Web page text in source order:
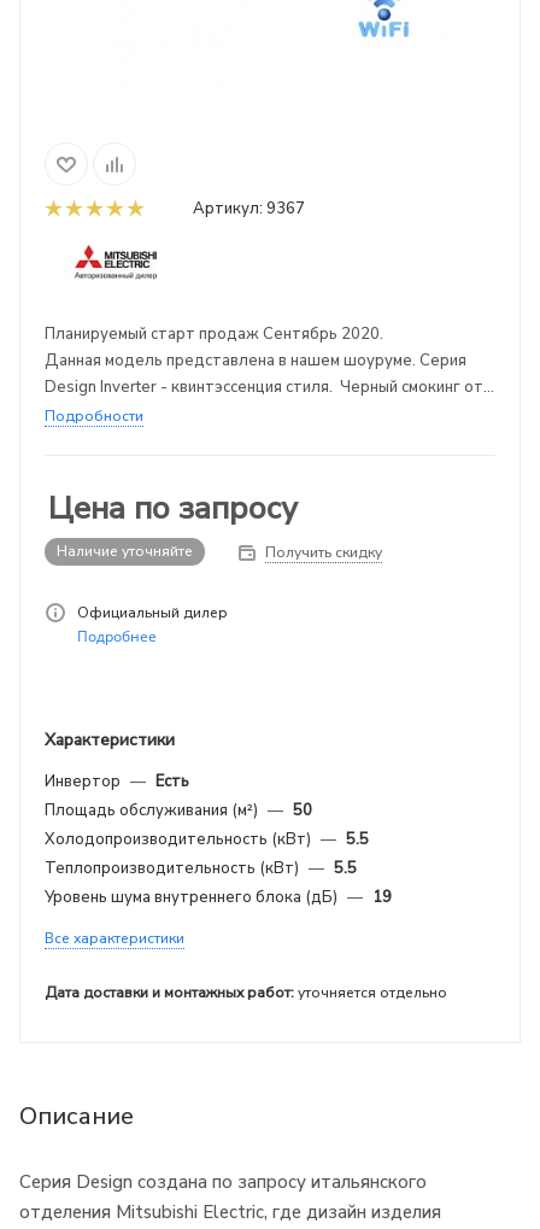
Артикул: 9367
Планируемый старт продаж Сентябрь 2020.
Данная модель представлена в нашем шоуруме. Серия
Design Inverter - квинтэссенция стиля. Черный смокинг от
Mitsubishi Electric.
Подробности
Цена по запросу
Наличие уточняйте Получить скидку
Официальный дилер
Подробнее
Характеристики
Инвертор — Есть
Площадь обслуживания (м²) — 50
Холодопроизводительность (кВт) — 5.5
Теплопроизводительность (кВт) — 5.5
Уровень шума внутреннего блока (дБ) — 19
Все характеристики
Дата доставки и монтажных работ:уточняется отдельно
Описание
Серия Design создана по запросу итальянского
отделения Mitsubishi Electric, где дизайн изделия